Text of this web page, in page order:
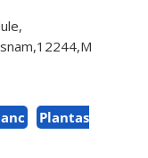
Plantas